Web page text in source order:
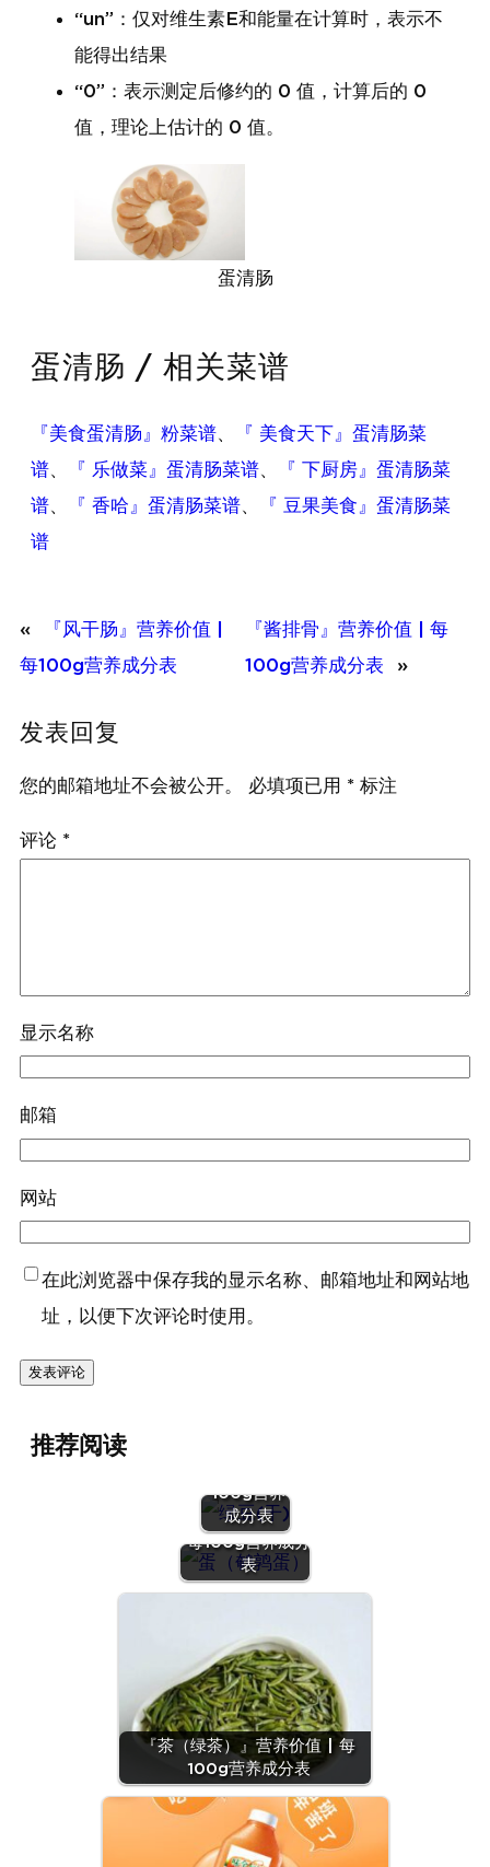
“un”：仅对维生素E和能量在计算时，表示不
能得出结果
“0”：表示测定后修约的 0 值，计算后的 0
值，理论上估计的 0 值。
蛋清肠
蛋清肠 / 相关菜谱
『美食蛋清肠』粉菜谱、
『 美食天下』蛋清肠菜
谱、 『 乐做菜』蛋清肠菜谱、
『 下厨房』蛋清肠菜
谱、 『 香哈』蛋清肠菜谱、
『 豆果美食』蛋清肠菜
谱
«
『风干肠』营养价值 |
每100g营养成分表
『酱排骨』营养价值 | 每
100g营养成分表
»
发表回复
您的邮箱地址不会被公开。 必填项已用 * 标注
评论 *
显示名称
邮箱
网站
在此浏览器中保存我的显示名称、邮箱地址和网站地
址，以便下次评论时使用。
推荐阅读
100g营养
成分表
『蛋（鹌鹑
蛋）』营养价值 |
每100g营养成分
表
『茶（绿茶）』营养价值 | 每
100g营养成分表